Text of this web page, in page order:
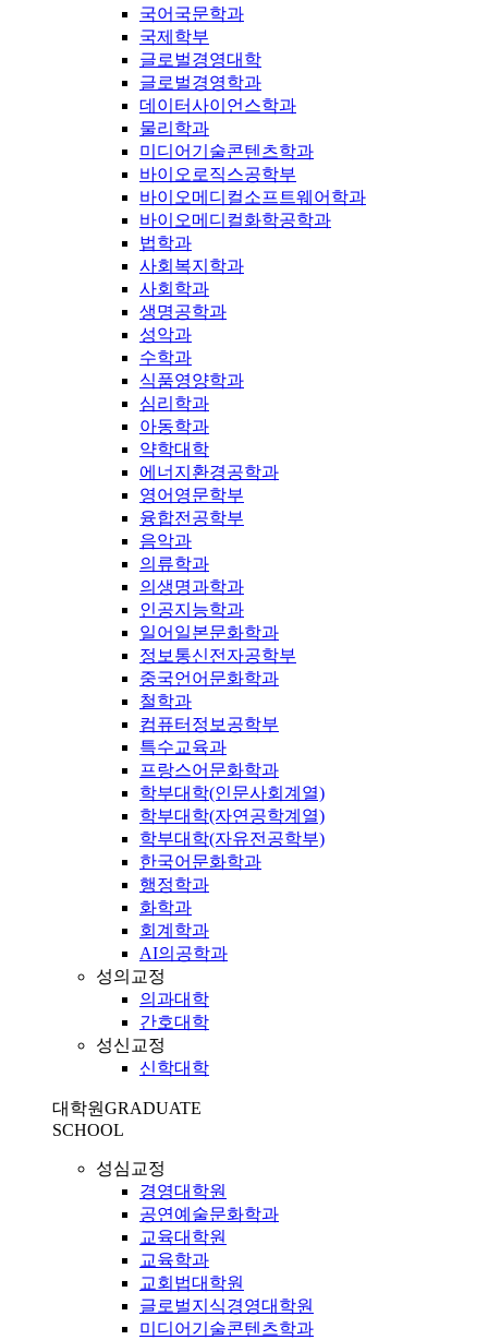
국어국문학과
국제학부
글로벌경영대학
글로벌경영학과
데이터사이언스학과
물리학과
미디어기술콘텐츠학과
바이오로직스공학부
바이오메디컬소프트웨어학과
바이오메디컬화학공학과
법학과
사회복지학과
사회학과
생명공학과
성악과
수학과
식품영양학과
심리학과
아동학과
약학대학
에너지환경공학과
영어영문학부
융합전공학부
음악과
의류학과
의생명과학과
인공지능학과
일어일본문화학과
정보통신전자공학부
중국언어문화학과
철학과
컴퓨터정보공학부
특수교육과
프랑스어문화학과
학부대학(인문사회계열)
학부대학(자연공학계열)
학부대학(자유전공학부)
한국어문화학과
행정학과
화학과
회계학과
AI의공학과
성의교정
의과대학
간호대학
성신교정
신학대학
대학원GRADUATE
SCHOOL
성심교정
경영대학원
공연예술문화학과
교육대학원
교육학과
교회법대학원
글로벌지식경영대학원
미디어기술콘텐츠학과